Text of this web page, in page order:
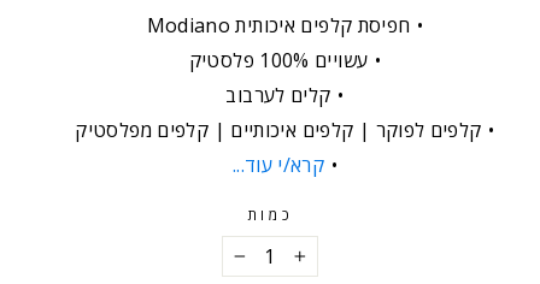
חפיסת קלפים איכותית Modiano
עשויים 100% פלסטיק
קלים לערבוב
קלפים לפוקר | קלפים איכותיים | קלפים מפלסטיק
קרא/י עוד...
כמות
+